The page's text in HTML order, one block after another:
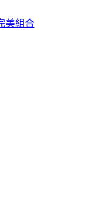
美組合